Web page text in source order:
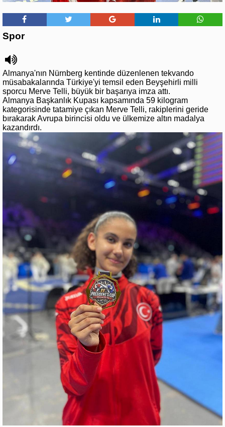
Spor
Almanya'nın Nürnberg kentinde düzenlenen tekvando
müsabakalarında Türkiye'yi temsil eden Beyşehirli milli
sporcu Merve Telli, büyük bir başarıya imza attı.
Almanya Başkanlık Kupası kapsamında 59 kilogram
kategorisinde tatamiye çıkan Merve Telli, rakiplerini geride
bırakarak Avrupa birincisi oldu ve ülkemize altın madalya
kazandırdı.